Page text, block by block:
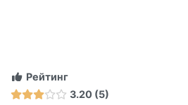
Рейтинг
3.20
5